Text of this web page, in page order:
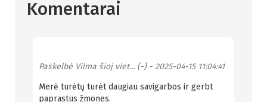
Komentarai
Paskelbė Vilma šioj viet... (-)- 2025-04-15 11:04:41
Merė turėtų turėt daugiau savigarbos ir gerbt
paprastus žmones.